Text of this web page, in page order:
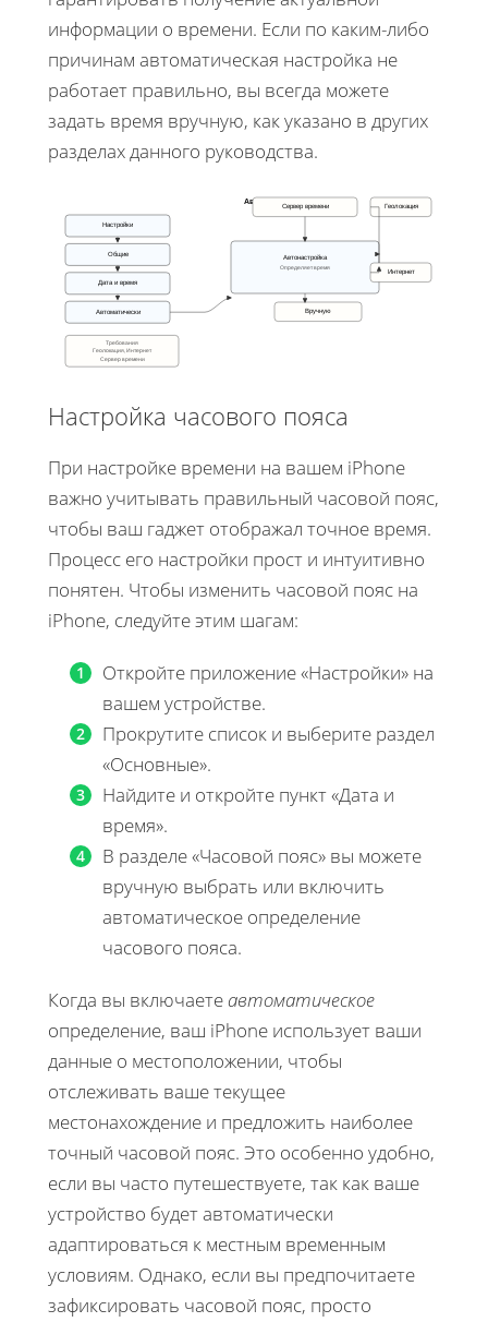
информации о времени. Если по каким-либо
причинам автоматическая настройка не
работает правильно, вы всегда можете
задать время вручную, как указано в других
разделах данного руководства.
Авт. время
Настройки
Общие
Дата и время
Автоматически
Автонастройка
Определяет время
Сервер времени Геолокация
Интернет
Вручную
Требования
Геолокация, Интернет
Сервер времени
Настройка часового пояса
При настройке времени на вашем iPhone
важно учитывать правильный часовой пояс,
чтобы ваш гаджет отображал точное время.
Процесс его настройки прост и интуитивно
понятен. Чтобы изменить часовой пояс на
iPhone, следуйте этим шагам:
Откройте приложение «Настройки» на
вашем устройстве.
Прокрутите список и выберите раздел
«Основные».
Найдите и откройте пункт «Дата и
время».
В разделе «Часовой пояс» вы можете
вручную выбрать или включить
автоматическое определение
часового пояса.
Когда вы включаете автоматическое
определение, ваш iPhone использует ваши
данные о местоположении, чтобы
отслеживать ваше текущее
местонахождение и предложить наиболее
точный часовой пояс. Это особенно удобно,
если вы часто путешествуете, так как ваше
устройство будет автоматически
адаптироваться к местным временным
условиям. Однако, если вы предпочитаете
зафиксировать часовой пояс, просто